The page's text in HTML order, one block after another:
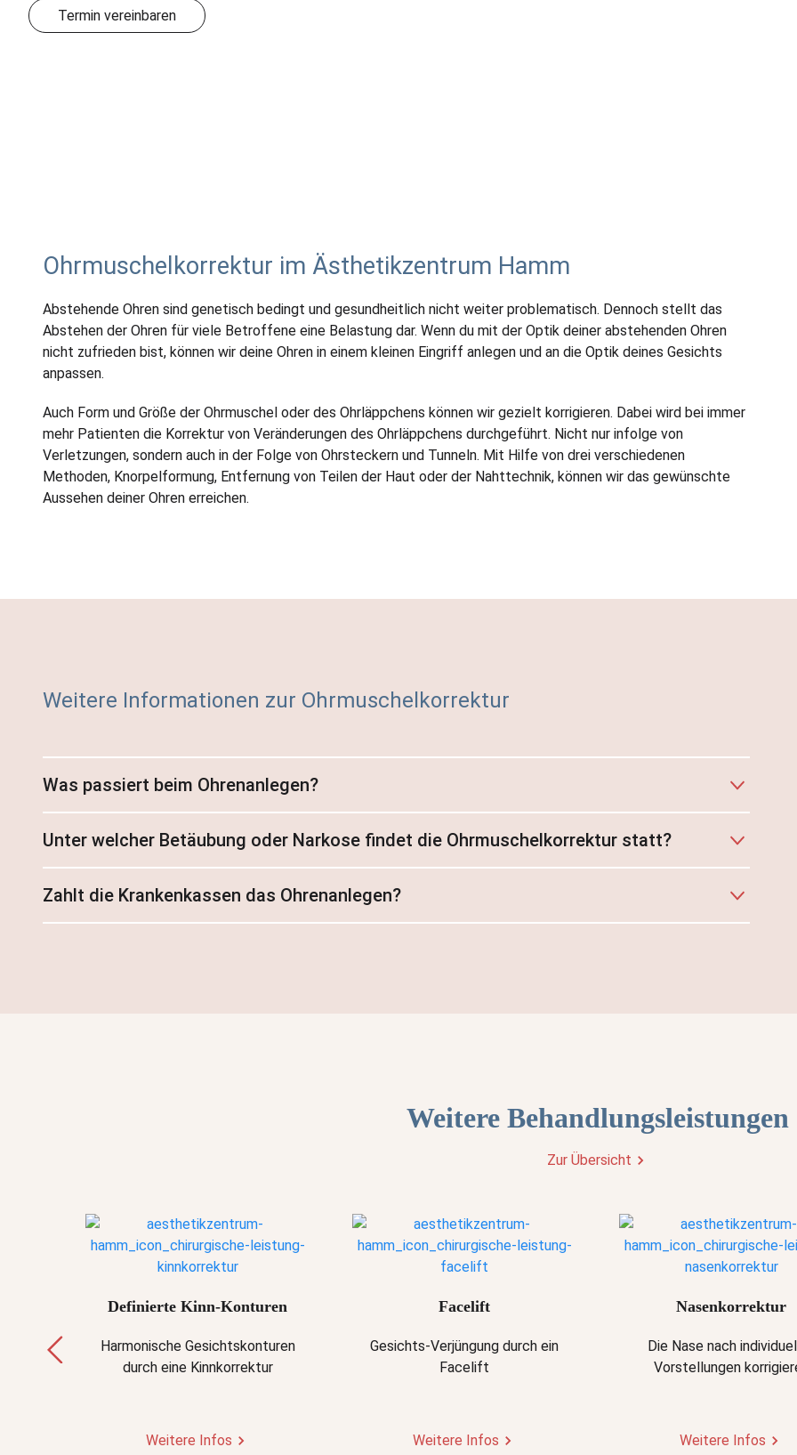
Termin vereinbaren
Ohrmuschelkorrektur im Ästhetikzentrum Hamm
Abstehende Ohren sind genetisch bedingt und gesundheitlich nicht weiter problematisch. Dennoch stellt das
Abstehen der Ohren für viele Betroffene eine Belastung dar. Wenn du mit der Optik deiner abstehenden Ohren
nicht zufrieden bist, können wir deine Ohren in einem kleinen Eingriff anlegen und an die Optik deines Gesichts
anpassen.
Auch Form und Größe der Ohrmuschel oder des Ohrläppchens können wir gezielt korrigieren. Dabei wird bei immer
mehr Patienten die Korrektur von Veränderungen des Ohrläppchens durchgeführt. Nicht nur infolge von
Verletzungen, sondern auch in der Folge von Ohrsteckern und Tunneln. Mit Hilfe von drei verschiedenen
Methoden, Knorpelformung, Entfernung von Teilen der Haut oder der Nahttechnik, können wir das gewünschte
Aussehen deiner Ohren erreichen.
Weitere Informationen zur Ohrmuschelkorrektur
Was passiert beim Ohrenanlegen?
Unter welcher Betäubung oder Narkose findet die Ohrmuschelkorrektur statt?
Zahlt die Krankenkassen das Ohrenanlegen?
Weitere Behandlungsleistungen
Zur Übersicht
Definierte Kinn-Konturen
Harmonische Gesichtskonturen
durch eine Kinnkorrektur
Weitere Infos
Facelift
Gesichts-Verjüngung durch ein
Facelift
Weitere Infos
Nasenkorrektur
Die Nase nach
Vorstellungen
Weitere Infos